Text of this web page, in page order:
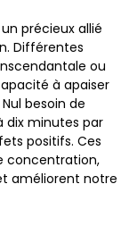
précieux allié
Différentes
ou
à apaiser
besoin de
dix minutes par
positifs. Ces
concentration,
améliorent notre